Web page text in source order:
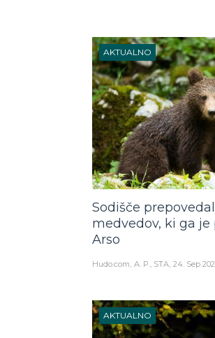
AKTUALNO
Sodišče
medvedov, ki ga je
Arso
Hudo.com A. P., STA 24. Sep
AKTUALNO